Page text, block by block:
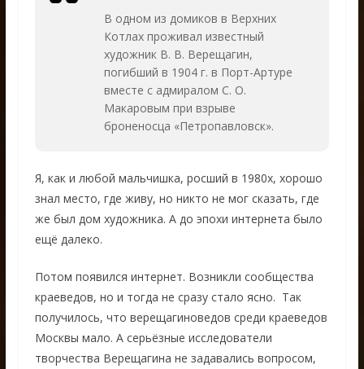
В одном из домиков в Верхних
Котлах проживал известный
художник В. В. Верещагин,
погибший в 1904 г. в Порт-Артуре
вместе с адмиралом С. О.
Макаровым при взрыве
броненосца «Петропавловск».
Я, как и любой мальчишка, росший в 1980х, хорошо
знал место, где живу, но никто не мог сказать, где
же был дом художника. А до эпохи интернета было
ещё далеко.
Потом появился интернет. Возникли сообщества
краеведов, но и тогда не сразу стало ясно. Так
получилось, что верещагиноведов среди краеведов
Москвы мало. А серьёзные исследователи
творчества Верещагина не задавались вопросом,